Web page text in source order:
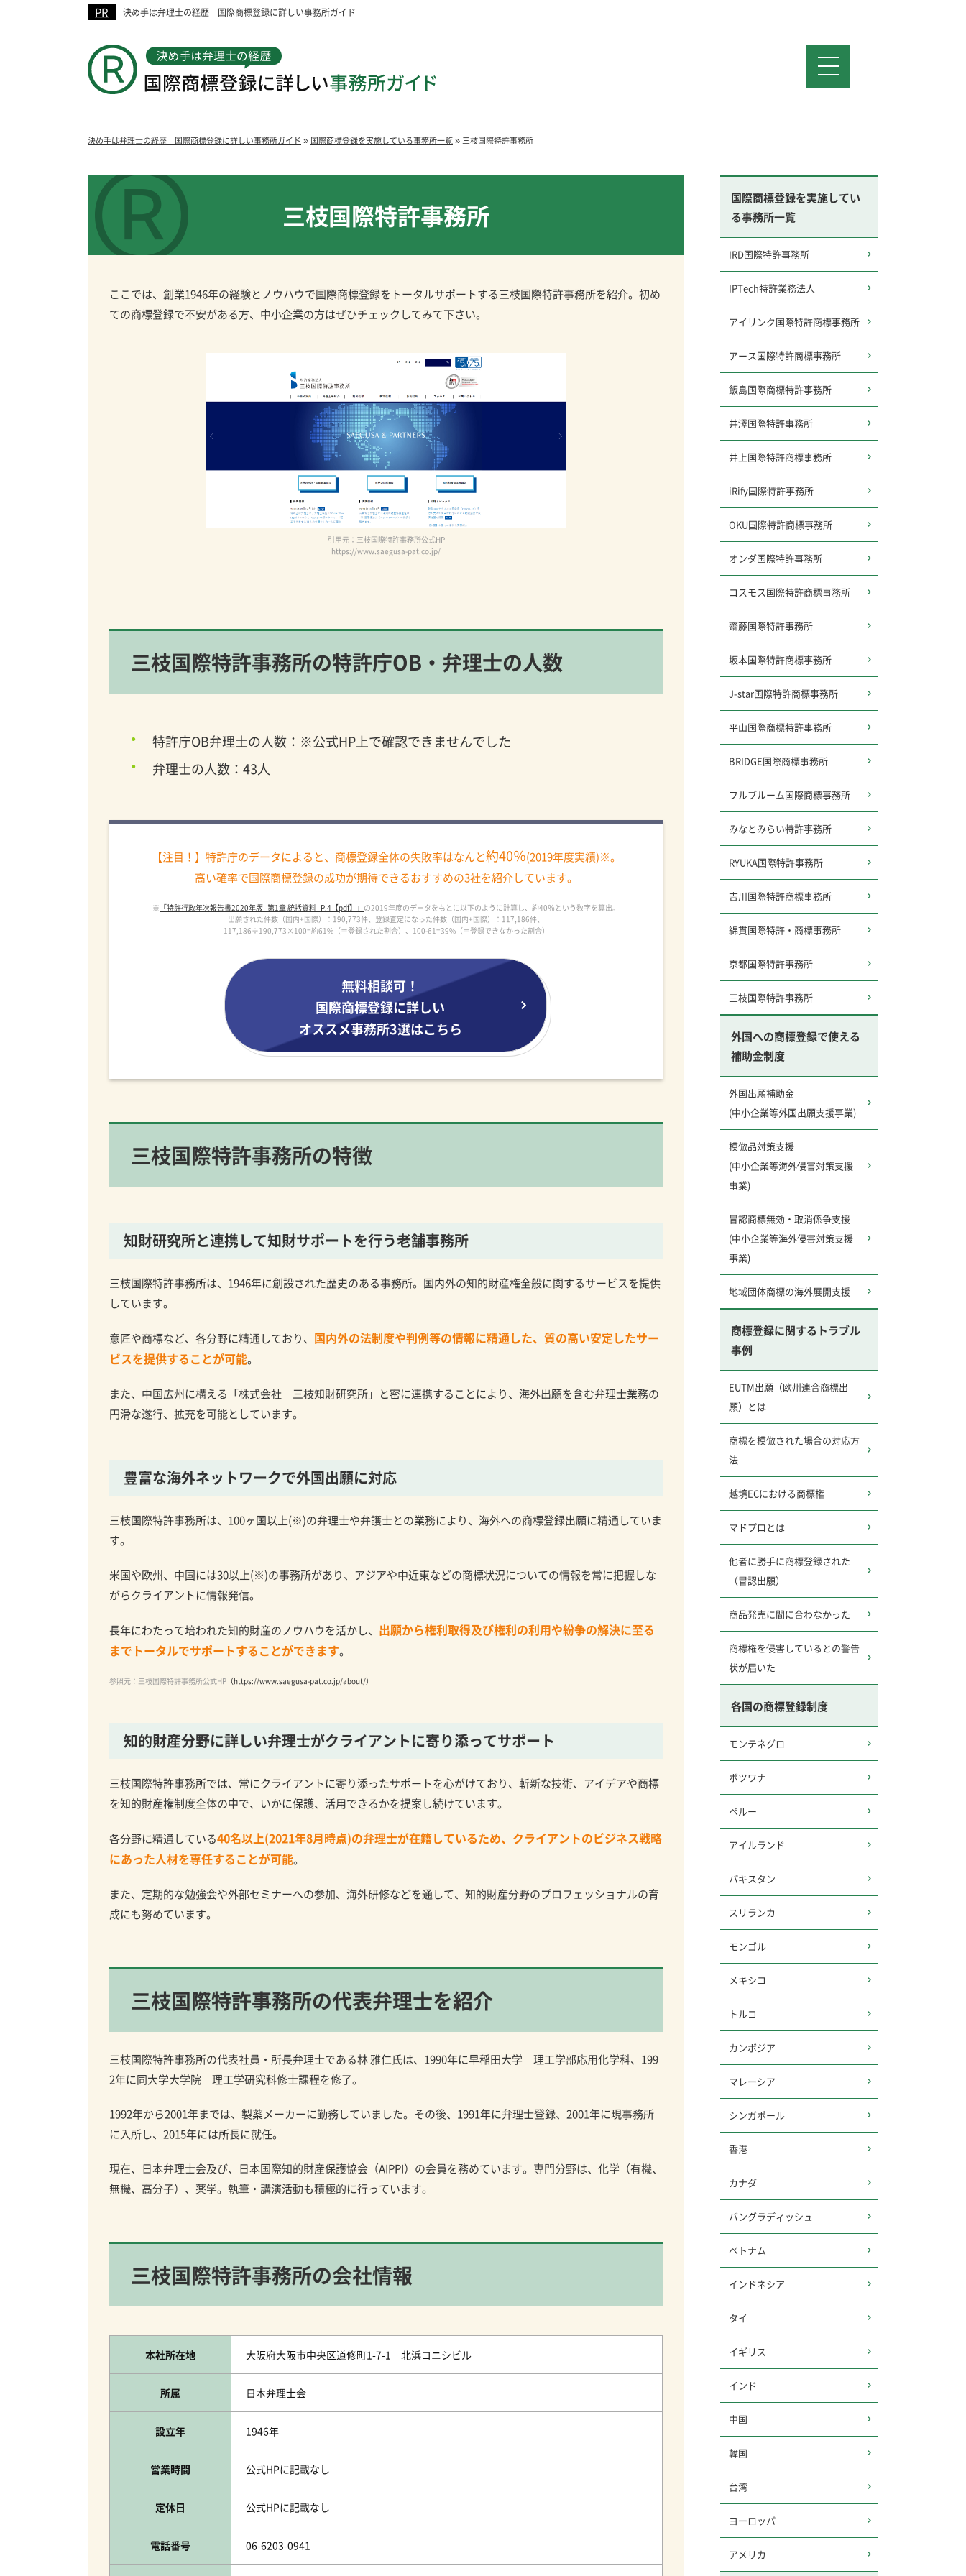
決め手は弁理士の経歴 国際商標登録に詳しい事務所ガイド
決め手は弁理士の経歴 国際商標登録に詳しい事務所ガイド » 国際商標登録を実施している事務所一覧» 三枝国際特許事務所
三枝国際特許事務所
ここでは、創業1946年の経験とノウハウで国際商標登録をトータルサポートする三枝国際特許事務所を紹介。初め
ての商標登録で不安がある方、中小企業の方はぜひチェックしてみて下さい。
引用元：三枝国際特許事務所公式HP
https://www.saegusa-pat.co.jp/
三枝国際特許事務所の特許庁OB・弁理士の人数
特許庁OB弁理士の人数：※公式HP上で確認できませんでした
弁理士の人数：43人
【注目！】特許庁のデータによると、 商標登録全体の失敗率はなんと約40％(2019年度実績)※。
高い確率で国際商標登録の成功が期待できるおすすめの3社を紹介しています。
※ 「特許行政年次報告書2020年版_第1章 統括資料_P.4【pdf】」 の2019年度のデータをもとに以下のように計算し、約40％という数字を算出。
出願された件数（国内+国際）：190,773件、 登録査定になった件数（国内+国際）：117,186件、
117,186÷190,773×100=約61%（＝登録された割合）、 100-61=39%（＝登録できなかった割合）
無料相談可！
国際商標登録に詳しい
オススメ事務所3選はこちら
三枝国際特許事務所の特徴
知財研究所と連携して知財サポートを行う老舗事務所
三枝国際特許事務所は、1946年に創設された歴史のある事務所。国内外の知的財産権全般に関するサービスを提供
しています。
意匠や商標など、各分野に精通しており、 国内外の法制度や判例等の情報に精通した、質の高い安定したサー
ビスを提供することが可能。
また、中国広州に構える「株式会社 三枝知財研究所」と密に連携することにより、海外出願を含む弁理士業務の
円滑な遂行、拡充を可能としています。
豊富な海外ネットワークで外国出願に対応
三枝国際特許事務所は、100ヶ国以上(※)の弁理士や弁護士との業務により、海外への商標登録出願に精通していま
す。
米国や欧州、中国には30以上(※)の事務所があり、アジアや中近東などの商標状況についての情報を常に把握しな
がらクライアントに情報発信。
長年にわたって培われた知的財産のノウハウを活かし、 出願から権利取得及び権利の利用や紛争の解決に至る
までトータルでサポートすることができます。
参照元：三枝国際特許事務所公式HP （https://www.saegusa-pat.co.jp/about/）
知的財産分野に詳しい弁理士がクライアントに寄り添ってサポート
三枝国際特許事務所では、常にクライアントに寄り添ったサポートを心がけており、斬新な技術、アイデアや商標
を知的財産権制度全体の中で、いかに保護、活用できるかを提案し続けています。
各分野に精通している40名以上(2021年8月時点)の弁理士が在籍しているため、クライアントのビジネス戦略
にあった人材を専任することが可能。
また、定期的な勉強会や外部セミナーへの参加、海外研修などを通して、知的財産分野のプロフェッショナルの育
成にも努めています。
三枝国際特許事務所の代表弁理士を紹介
三枝国際特許事務所の代表社員・所長弁理士である林 雅仁氏は、1990年に早稲田大学 理工学部応用化学科、199
2年に同大学大学院 理工学研究科修士課程を修了。
1992年から2001年までは、製薬メーカーに勤務していました。その後、1991年に弁理士登録、2001年に現事務所
に入所し、2015年には所長に就任。
現在、日本弁理士会及び、日本国際知的財産保護協会（AIPPI）の会員を務めています。専門分野は、化学（有機、
無機、高分子）、薬学。執筆・講演活動も積極的に行っています。
三枝国際特許事務所の会社情報
本社所在地 大阪府大阪市中央区道修町1-7-1 北浜コニシビル
所属 日本弁理士会
設立年 1946年
営業時間 公式HPに記載なし
定休日 公式HPに記載なし
電話番号 06-6203-0941
国際商標登録を実施してい
る事務所一覧
IRD国際特許事務所
IPTech特許業務法人
アイリンク国際特許商標事務所
アース国際特許商標事務所
飯島国際商標特許事務所
井澤国際特許事務所
井上国際特許商標事務所
iRify国際特許事務所
OKU国際特許商標事務所
オンダ国際特許事務所
コスモス国際特許商標事務所
齋藤国際特許事務所
坂本国際特許商標事務所
J-star国際特許商標事務所
平山国際商標特許事務所
BRIDGE国際商標事務所
フルブルーム国際商標事務所
みなとみらい特許事務所
RYUKA国際特許事務所
吉川国際特許商標事務所
綿貫国際特許・商標事務所
京都国際特許事務所
三枝国際特許事務所
外国への商標登録で使える
補助金制度
外国出願補助金
(中小企業等外国出願支援事業)
模倣品対策支援
(中小企業等海外侵害対策支援
事業)
冒認商標無効・取消係争支援
(中小企業等海外侵害対策支援
事業)
地域団体商標の海外展開支援
商標登録に関するトラブル
事例
EUTM出願（欧州連合商標出
願）とは
商標を模倣された場合の対応方
法
越境ECにおける商標権
マドプロとは
他者に勝手に商標登録された
（冒認出願）
商品発売に間に合わなかった
商標権を侵害しているとの警告
状が届いた
各国の商標登録制度
モンテネグロ
ボツワナ
ペルー
アイルランド
パキスタン
スリランカ
モンゴル
メキシコ
トルコ
カンボジア
マレーシア
シンガポール
香港
カナダ
バングラディッシュ
ベトナム
インドネシア
タイ
イギリス
インド
中国
韓国
台湾
ヨーロッパ
アメリカ